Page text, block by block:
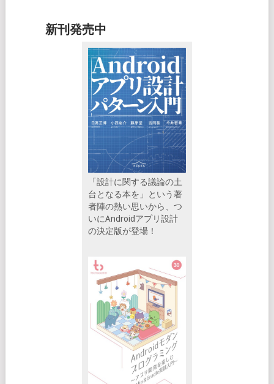
新刊発売中
「設計に関する議論の土
台となる本を」という著
者陣の熱い思いから、つ
いにAndroidアプリ設計
の決定版が登場！